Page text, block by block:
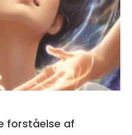
forståelse af